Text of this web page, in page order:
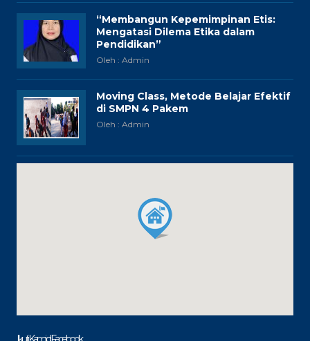
“Membangun Kepemimpinan Etis:
Mengatasi Dilema Etika dalam
Pendidikan”
Oleh : Admin
Moving Class, Metode Belajar Efektif
di SMPN 4 Pakem
Oleh : Admin